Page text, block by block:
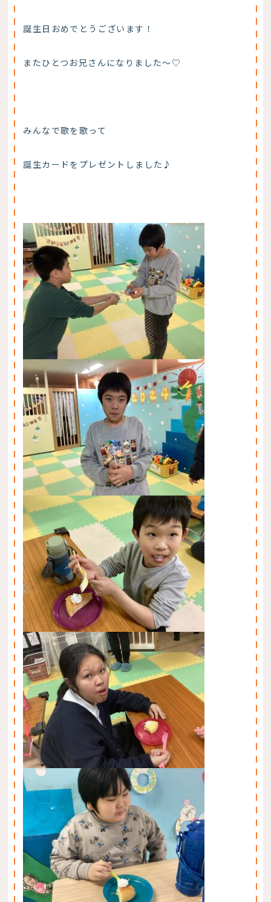
誕生日おめでとうございます！
またひとつお兄さんになりました〜♡
みんなで歌を歌って
誕生カードをプレゼントしました♪